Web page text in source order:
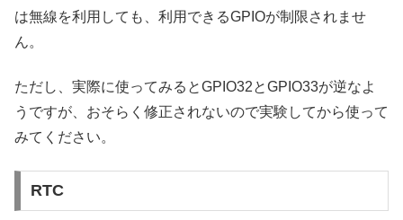
は無線を利用しても、利用できるGPIOが制限されませ
ん。
ただし、実際に使ってみるとGPIO32とGPIO33が逆なよ
うですが、おそらく修正されないので実験してから使って
みてください。
RTC